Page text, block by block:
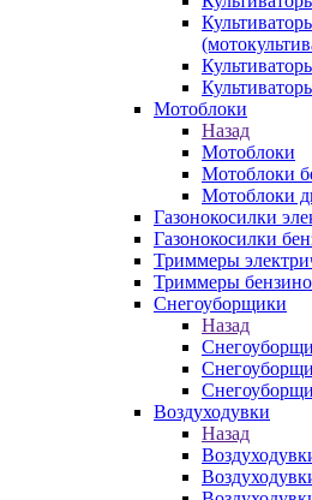
Мотоблоки
Назад
Мотоблоки
Мотоблоки
Мотоблоки
Газонокосилки
Газонокосилки
Триммеры
Триммеры
Снегоуборщики
Назад
Воздуходувки
Назад